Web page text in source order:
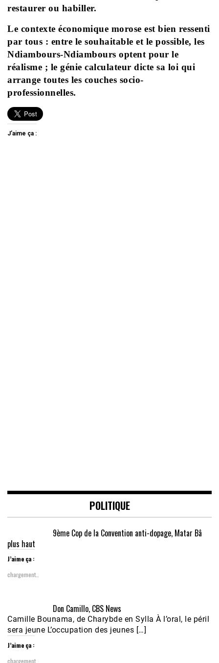
restaurer ou habiller.
Le contexte économique morose est bien ressenti
par tous : entre le souhaitable et le possible, les
Ndiambours-Ndiambours optent pour le
réalisme ; le génie calculateur dicte sa loi qui
arrange toutes les couches socio-
professionnelles.
J’aime ça :
POLITIQUE
9ème Cop de la Convention anti-dopage, Matar Bâ
plus haut
J’aime ça :
chargement…
Don Camillo, CBS News
Camille Bounama, de Charybde en Sylla À l’oral, le péril
sera jeune L’occupation des jeunes […]
J’aime ça :
chargement…